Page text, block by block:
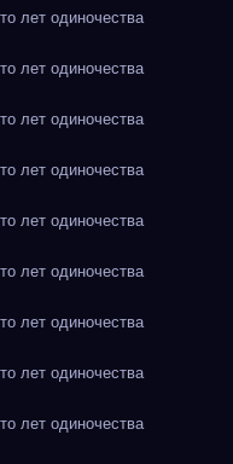
лет одиночества
лет одиночества
лет одиночества
лет одиночества
лет одиночества
лет одиночества
лет одиночества
лет одиночества
лет одиночества